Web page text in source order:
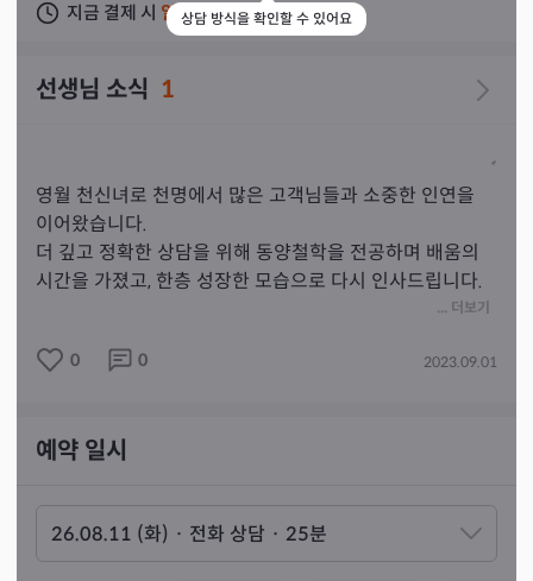
상담 방식을 확인할 수 있어요
지금 결제 시 일주일 이내상담 가능
선생님 소식 1
영월 천신녀로 천명에서 많은 고객님들과 소중한 인연을
이어왔습니다.
더 깊고 정확한 상담을 위해 동양철학을 전공하며 배움의
시간을 가졌고, 한층 성장한 모습으로 다시 인사드립니다.
늘 배우는 자세로 기도와 정진을 이어가며, 고객님의 말씀
그대로 거짓 없이 진심을 담아 전해드리겠습니다.
목 ▶ 점심·저녁
휴무 ▶ 월·일
⏰ 09:30~11:30 / 13:30~16:00 / 19:30~22:30
📢 장기휴무 및 운영 변동은  미리 안내드립니다.
... 더보기
0 0 2023.09.01
예약 일시